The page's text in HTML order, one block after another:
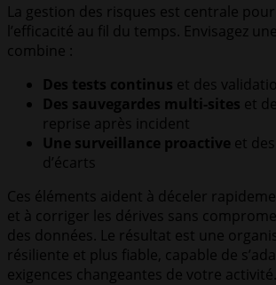
La gestion des risques est centrale
l’efficacité au fil du temps. Envisagez
combine :
Des tests continus et des
Des sauvegardes multi-sites et
reprise après incident
Une surveillance proactive et
d’écarts
Ces éléments aident à déceler
et à corriger les dérives sans
des données. Le résultat est une
résiliente et plus fiable, capable de
exigences changeantes de votre activité.